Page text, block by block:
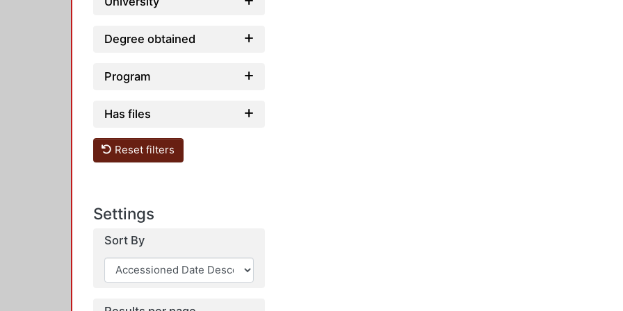
Degree obtained
Program
Has files
Reset filters
Settings
Sort By